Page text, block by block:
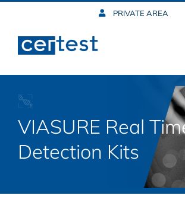
content
PRIVATE AREA
VIASURE Real
Detection Kits